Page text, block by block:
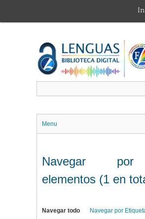
contenido
Menu
Navegar
elementos (1 en
Navegar todo Navegar por